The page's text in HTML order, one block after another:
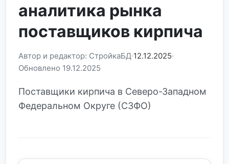
аналитика рынка
поставщиков кирпича
Автор и редактор: СтройкаБД 12.12.2025
Обновлено 19.12.2025
Поставщики кирпича в Северо-Западном
Федеральном Округе (СЗФО)